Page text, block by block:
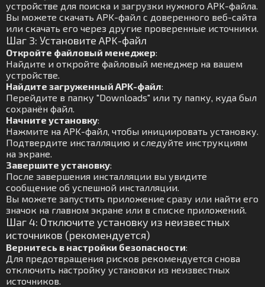
устройстве для поиска и загрузки нужного APK-файла.
Вы можете скачать APK-файл с доверенного веб-сайта
или скачать его через другие проверенные источники.
Шаг 3: Установите APK-файл
Откройте файловый менеджер:
Найдите и откройте файловый менеджер на вашем
устройстве.
Найдите загруженный APK-файл:
Перейдите в папку "Downloads" или ту папку, куда был
сохранён файл.
Начните установку:
Нажмите на APK-файл, чтобы инициировать установку.
Подтвердите инсталляцию и следуйте инструкциям
на экране.
Завершите установку:
После завершения инсталляции вы увидите
сообщение об успешной инсталляции.
Вы можете запустить приложение сразу или найти его
значок на главном экране или в списке приложений.
Шаг 4: Отключите установку из неизвестных
источников (рекомендуется)
Вернитесь в настройки безопасности:
Для предотвращения рисков рекомендуется снова
отключить настройку установки из неизвестных
источников.